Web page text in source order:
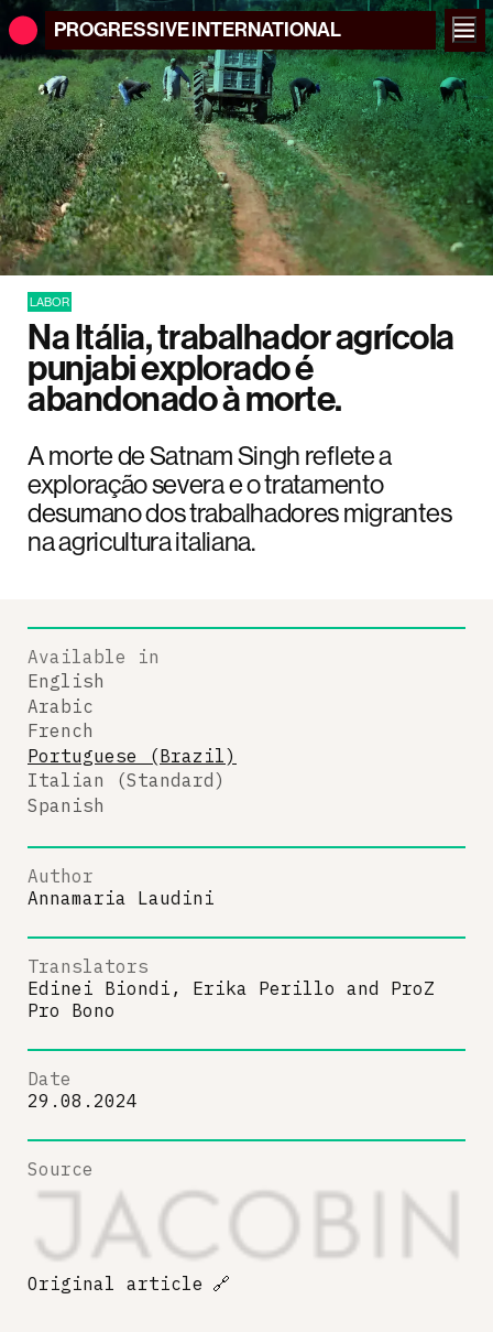
PROGRESSIVEINTERNATIONAL
LABOR
Na Itália, trabalhador agrícola
punjabi explorado é
abandonado à morte.
A morte de Satnam Singh reflete a
exploração severa e o tratamento
desumano dos trabalhadores migrantes
na agricultura italiana.
Available in
English
Arabic
French
Portuguese (Brazil)
Italian (Standard)
Spanish
Author
Annamaria Laudini
Translators
Edinei Biondi, Erika Perillo and ProZ
Pro Bono
Date
29.08.2024
Source
Original article 🔗